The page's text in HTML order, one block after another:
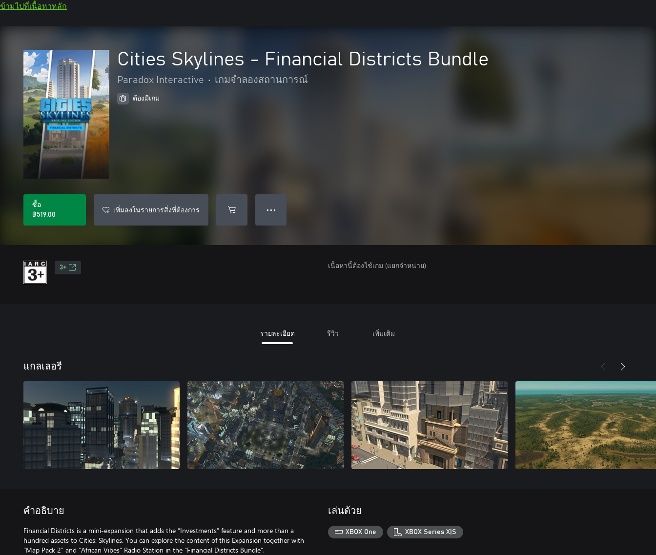
ข้ามไปที่เนื้อหาหลัก
Cities Skylines - Financial Districts Bundle
Paradox Interactive • เกมจำลองสถานการณ์
ต้องมีเกม
ซื้อ
฿519.00
เพิ่มลงในรายการสิ่งที่ต้องการ ● ● ●
3+ เนื้อหานี้ต้องใช้เกม (แยกจำหน่าย)
รายละเอียด รีวิว เพิ่มเติม
แกลเลอรี
คำอธิบาย
Financial Districts is a mini-expansion that adds the “Investments” feature and more than a
hundred assets to Cities: Skylines. You can explore the content of this Expansion together with
“Map Pack 2” and “African Vibes” Radio Station in the “Financial Districts Bundle”.
เล่นด้วย
XBOX One XBOX Series X|S